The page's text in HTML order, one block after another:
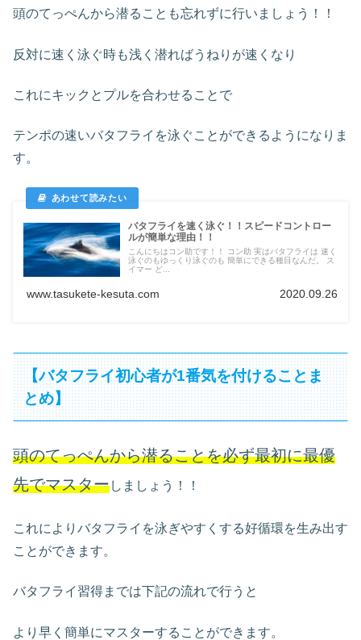
頭のてっぺんから潜ることも忘れずに行いましょう！！
反対に速く泳ぐ時も浅く潜ればうねりが速くなり
これにキックとプルを合わせることで
テンポの速いバタフライを泳ぐことができるようになりま
す。
バタフライを速く泳ぐ！！スピードコントロー
ルが簡単な理由！！
こんにちはコン助です！！ コン助 実はバタフライは 速く
泳ぐのもゆっくり泳ぐのも 簡単にできる種目なんだ。 ス
イマー ど...
www.tasukete-kesuta.com 2020.09.26
【バタフライ初心者が1番気を付けることま
とめ】
頭のてっぺんから潜ることを必ず最初に最優
先でマスターしましょう！！
これによりバタフライを泳ぎやすくする好循環を生み出す
ことができます。
バタフライ習得までは下記の流れで行うと
より早く簡単にマスターすることができます。